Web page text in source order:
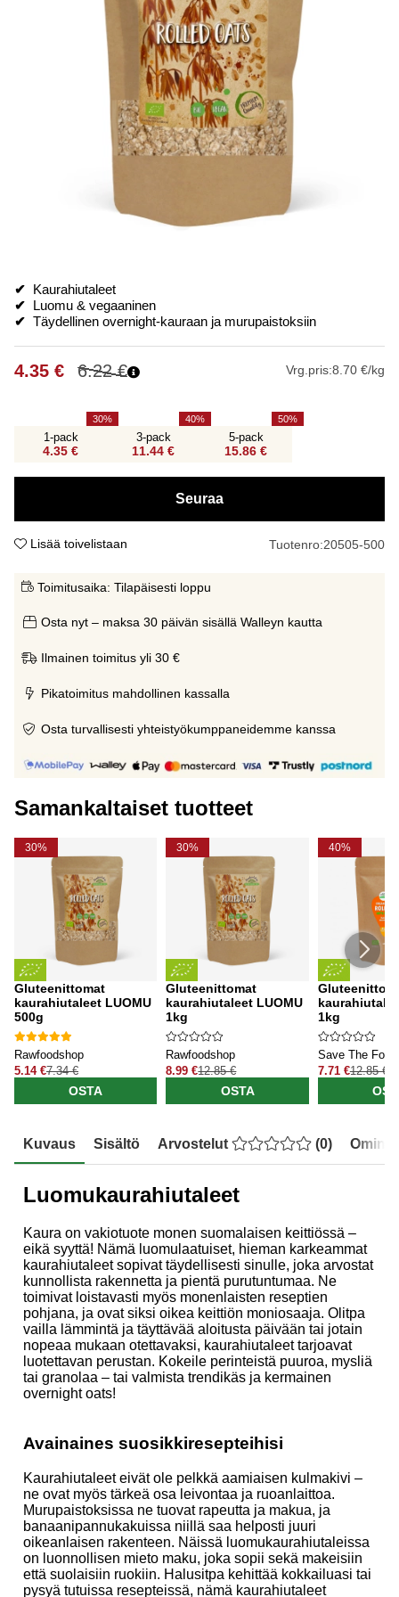
✔ Kaurahiutaleet
✔ Luomu & vegaaninen
✔ Täydellinen overnight-kauraan ja murupaistoksiin
6.22€
4.35 € Vrg.pris:8.70 €/kg
1-pack
4.35 €
30
3-pack
11.44 €
40
5-pack
15.86 €
50
Seuraa
Lisää toivelistaan Tuotenro:20505-500
Toimitusaika: Tilapäisesti loppu
Osta nyt – maksa 30 päivän sisällä Walleyn kautta
Ilmainen toimitus yli 30 €
Pikatoimitus mahdollinen kassalla
Osta turvallisesti yhteistyökumppaneidemme kanssa
Samankaltaiset tuotteet
30%
Gluteenittomat
kaurahiutaleet LUOMU
500g
Rawfoodshop
5.14 €7.34 €
OSTA
30%
Gluteenittomat
kaurahiutaleet LUOMU
1kg
Rawfoodshop
8.99 €12.85 €
OSTA
40%
1kg
Save The Food
7.71 €12.85 €
Kuvaus Sisältö Arvostelut (0)
Luomukaurahiutaleet
Kaura on vakiotuote monen suomalaisen keittiössä –
eikä syyttä! Nämä luomulaatuiset, hieman karkeammat
kaurahiutaleet sopivat täydellisesti sinulle, joka arvostat
kunnollista rakennetta ja pientä purutuntumaa. Ne
toimivat loistavasti myös monenlaisten reseptien
pohjana, ja ovat siksi oikea keittiön moniosaaja. Olitpa
vailla lämmintä ja täyttävää aloitusta päivään tai jotain
nopeaa mukaan otettavaksi, kaurahiutaleet tarjoavat
luotettavan perustan. Kokeile perinteistä puuroa, mysliä
tai granolaa – tai valmista trendikäs ja kermainen
overnight oats!
Avainaines suosikkiresepteihisi
Kaurahiutaleet eivät ole pelkkä aamiaisen kulmakivi –
ne ovat myös tärkeä osa leivontaa ja ruoanlaittoa.
Murupaistoksissa ne tuovat rapeutta ja makua, ja
banaanipannukakuissa niillä saa helposti juuri
oikeanlaisen rakenteen. Näissä luomukaurahiutaleissa
on luonnollisen mieto maku, joka sopii sekä makeisiin
että suolaisiin ruokiin. Halusitpa kehittää kokkailuasi tai
pysyä tutuissa resepteissä, nämä kaurahiutaleet